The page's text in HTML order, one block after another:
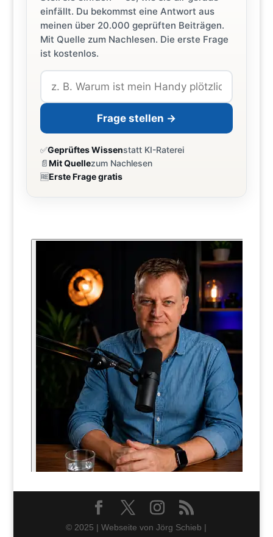
einfällt. Du bekommst eine Antwort aus
meinen über 20.000 geprüften Beiträgen.
Mit Quelle zum Nachlesen. Die erste Frage
ist kostenlos.
Frage stellen →
✅Geprüftes Wissenstatt KI-Raterei
📄Mit Quellezum Nachlesen
🆓Erste Frage gratis
© 2025 | Webseite von Jörg Schieb |